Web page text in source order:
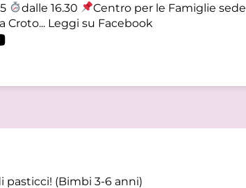
dalle 16.30
Centro per le Famiglie sede
Croto... Leggi su Facebook
pasticci! (Bimbi 3-6 anni)